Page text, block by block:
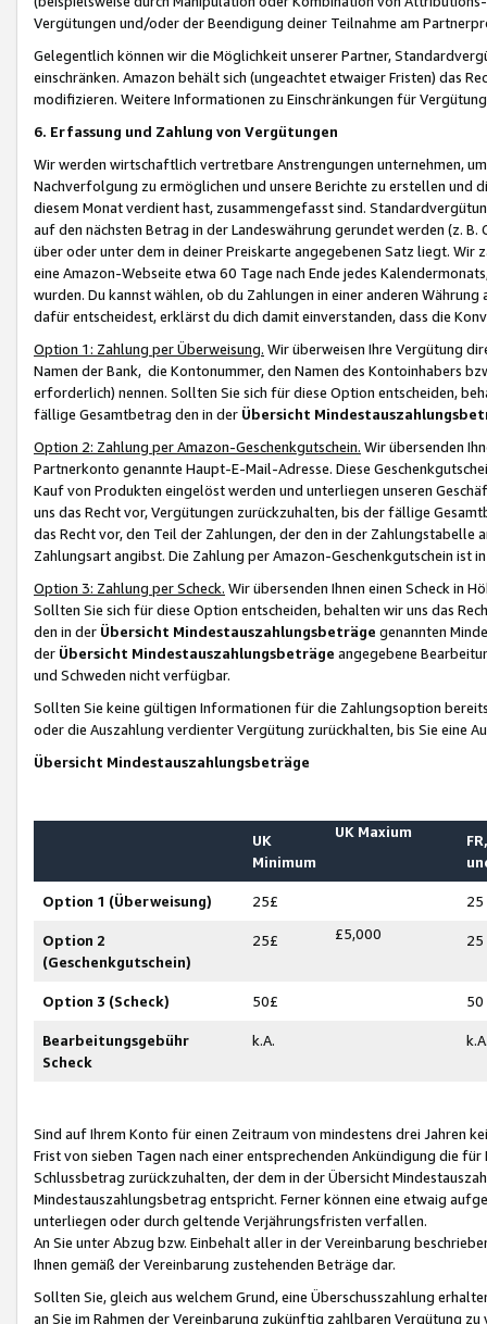
Vergütungen und/oder der Beendigung deiner Teilnahme am
Gelegentlich können wir die Möglichkeit unserer Partner,
einschränken. Amazon behält sich (ungeachtet etwaiger Fristen) das
modifizieren. Weitere Informationen zu Einschränkungen für
6. Erfassung und Zahlung von Vergütungen
Wir werden wirtschaftlich vertretbare Anstrengungen unternehmen,
Nachverfolgung zu ermöglichen und unsere Berichte zu erstellen und
diesem Monat verdient hast, zusammengefasst sind.
auf den nächsten Betrag in der Landeswährung gerundet werden (z.
über oder unter dem in deiner Preiskarte angegebenen Satz liegt.
eine Amazon-Webseite etwa 60 Tage nach Ende jedes
wurden. Du kannst wählen, ob du Zahlungen in einer anderen
dafür entscheidest, erklärst du dich damit einverstanden, dass die
Option 1: Zahlung per Überweisung. Wir überweisen Ihre Vergütung
Namen der Bank, die Kontonummer, den Namen des Kontoinhabers
erforderlich) nennen. Sollten Sie sich für diese Option entscheiden,
fällige Gesamtbetrag den in der Übersicht
Option 2: Zahlung per Amazon-Geschenkgutschein. Wir übersenden
Partnerkonto genannte Haupt-E-Mail-Adresse. Diese
Kauf von Produkten eingelöst werden und unterliegen unseren
uns das Recht vor, Vergütungen zurückzuhalten, bis der fällige
das Recht vor, den Teil der Zahlungen, der den in der
Zahlungsart angibst. Die Zahlung per Amazon-Geschenkgutschein ist
Option 3: Zahlung per Scheck. Wir übersenden Ihnen einen Scheck in
Sollten Sie sich für diese Option entscheiden, behalten wir uns das
den in der Übersicht Mindestauszahlungsbeträge genannten
der Übersicht Mindestauszahlungsbeträge angegebene
und Schweden nicht verfügbar.
Sollten Sie keine gültigen Informationen für die Zahlungsoption
oder die Auszahlung verdienter Vergütung zurückhalten, bis Sie
Übersicht Mindestauszahlungsbeträge
UK
Minimum
UK Maxium
Option 1 (Überweisung) 25£ 25
Option 2
(Geschenkgutschein)
25£ £5,000 25
Option 3 (Scheck) 50£ 50
Bearbeitungsgebühr
Scheck
k.A.
Sind auf Ihrem Konto für einen Zeitraum von mindestens drei Jahren
Frist von sieben Tagen nach einer entsprechenden Ankündigung die
Schlussbetrag zurückzuhalten, der dem in der Übersicht
Mindestauszahlungsbetrag entspricht. Ferner können eine etwaig
unterliegen oder durch geltende Verjährungsfristen verfallen.
An Sie unter Abzug bzw. Einbehalt aller in der Vereinbarung
Ihnen gemäß der Vereinbarung zustehenden Beträge dar.
Sollten Sie, gleich aus welchem Grund, eine Überschusszahlung
an Sie im Rahmen der Vereinbarung zukünftig zahlbaren Vergütung zu